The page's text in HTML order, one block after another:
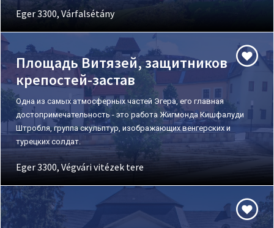
Eger 3300, Várfalsétány
Площадь Витязей, защитников
крепостей-застав
Одна из самых атмосферных частей Эгера, его главная
достопримечательность - это работа Жигмонда Кишфалуди
Штробля, группа скульптур, изображающих венгерских и
турецких солдат.
Eger 3300, Végvári vitézek tere